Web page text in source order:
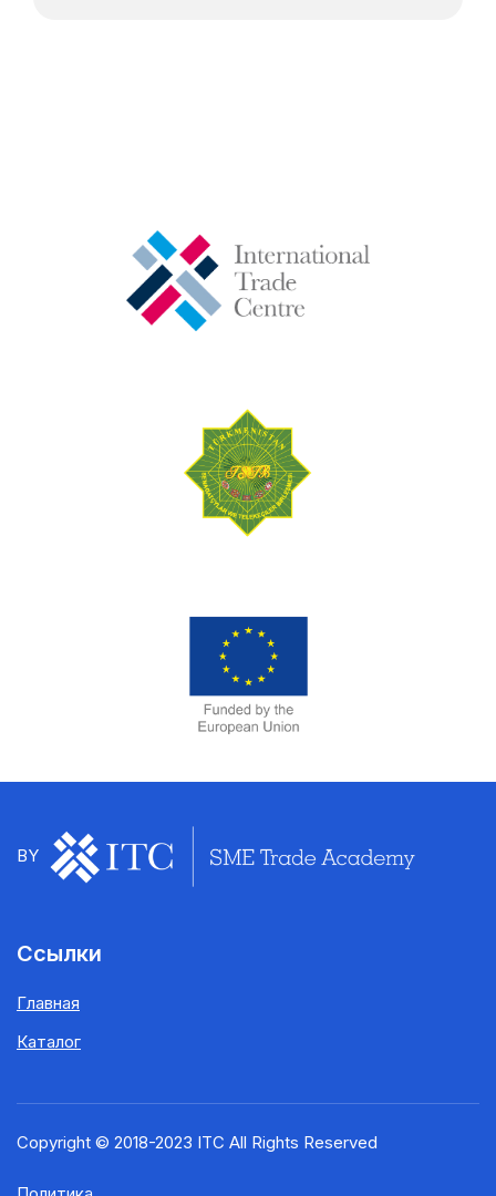
BY
Ссылки
Главная
Каталог
Copyright © 2018-2023 ITC All Rights Reserved